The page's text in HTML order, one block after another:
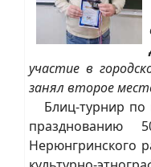
участие в
занял второе
Блиц-турнир по
празднованию
Нерюнгринского